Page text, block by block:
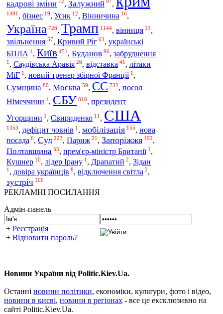
кадрові зміни , Залужний ,
1491 , бізнес 19, Усик 12, Вінничина 16,
Україна 726, Трамп 1144, вінниця 13,
звільнення 57, Кривий Ріг 63, українські
БПЛА 1 , Київ 451 , Буданов 96, забруднення
1 , Саудівська Аравія 26, відставка 41 , літаки
МіГ 1 , новий тренер збірної Франції 1 ,
Сумщина 80, Москва 59, ЄС 732, посол
Німеччини 1 , СБУ 818, президент
Угорщини 1 , Свириденко 11 , США
1353, дефіцит човнів 1 , мобілізація 155, нова
посада 6, Суд 223, Париж 21 , Запоріжжя 192,
Полтавщина 55, прем'єр-міністр Британії 1 ,
Кушнер 10, лідер Ірану 1 , Драпатий 2, Зідан
1 , довіра українців 8, відключення світла 2,
зустріч 100
РЕКЛАМНІ ПОСИЛАННЯ
Адмін-панель
+ Реєстрація
+ Відновити пароль?
Новини України від Politic.Kiev.Ua.
Останні новини політики, економіки, культури, фото і відео,
новини в києві, новини в регіонах - все це ексклюзивно на
сайті Politic.Kiev.Ua.